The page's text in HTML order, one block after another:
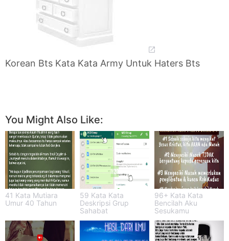
Korean Bts Kata Kata Army Untuk Haters Bts
You Might Also Like:
41 Kata Mutiara
Umur 40 Tahun
59 Kata Kata
Deskripsi Grup
Sahabat
96+ Kata Kata
Bencilah Aku
Sesukamu